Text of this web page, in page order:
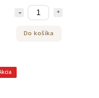
Do košíka